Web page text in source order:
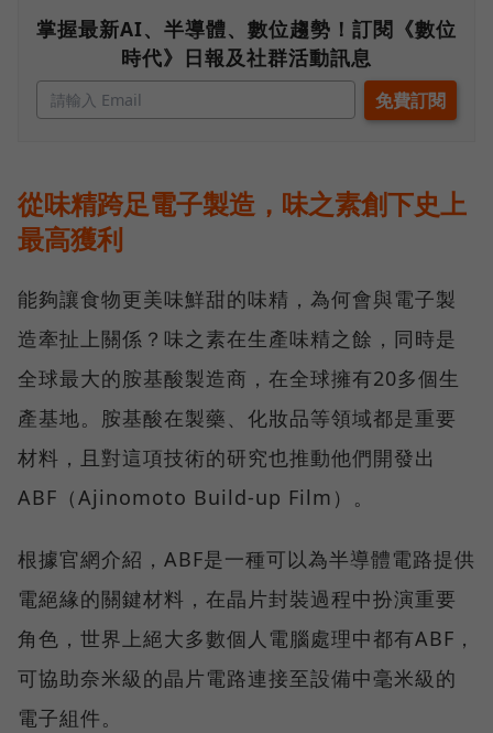
掌握最新AI、半導體、數位趨勢！訂閱《數位
時代》日報及社群活動訊息
從味精跨足電子製造，味之素創下史上
最高獲利
能夠讓食物更美味鮮甜的味精，為何會與電子製
造牽扯上關係？味之素在生產味精之餘，同時是
全球最大的胺基酸製造商，在全球擁有20多個生
產基地。胺基酸在製藥、化妝品等領域都是重要
材料，且對這項技術的研究也推動他們開發出
ABF（Ajinomoto Build-up Film）。
根據官網介紹，ABF是一種可以為半導體電路提供
電絕緣的關鍵材料，在晶片封裝過程中扮演重要
角色，世界上絕大多數個人電腦處理中都有ABF，
可協助奈米級的晶片電路連接至設備中毫米級的
電子組件。